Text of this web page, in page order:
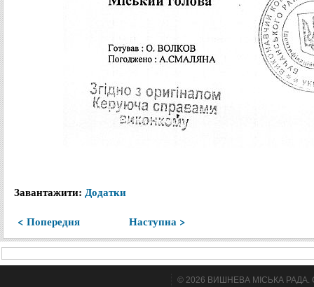
Завантажити: Додатки
< Попередня
Наступна >
© 2026 ВИШНЕВА МІСЬКА РАДА.